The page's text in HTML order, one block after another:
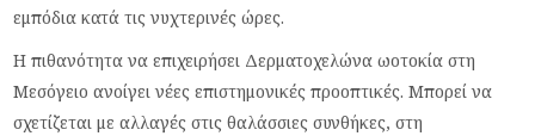
εμπόδια κατά τις νυχτερινές ώρες.
Η πιθανότητα να επιχειρήσει Δερματοχελώνα ωοτοκία στη
Μεσόγειο ανοίγει νέες επιστημονικές προοπτικές. Μπορεί να
σχετίζεται με αλλαγές στις θαλάσσιες συνθήκες, στη